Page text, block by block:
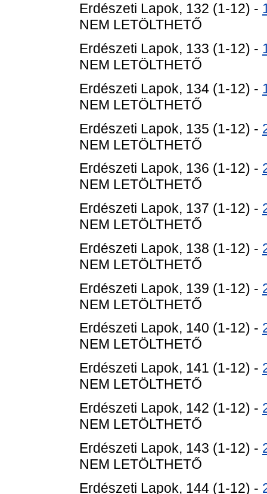
Erdészeti Lapok, 132 (1-12) -
NEM LETÖLTHETŐ
Erdészeti Lapok, 133 (1-12) -
NEM LETÖLTHETŐ
Erdészeti Lapok, 134 (1-12) -
NEM LETÖLTHETŐ
Erdészeti Lapok, 135 (1-12) -
NEM LETÖLTHETŐ
Erdészeti Lapok, 136 (1-12) -
NEM LETÖLTHETŐ
Erdészeti Lapok, 137 (1-12) -
NEM LETÖLTHETŐ
Erdészeti Lapok, 138 (1-12) -
NEM LETÖLTHETŐ
Erdészeti Lapok, 139 (1-12) -
NEM LETÖLTHETŐ
Erdészeti Lapok, 140 (1-12) -
NEM LETÖLTHETŐ
Erdészeti Lapok, 141 (1-12) -
NEM LETÖLTHETŐ
Erdészeti Lapok, 142 (1-12) -
NEM LETÖLTHETŐ
Erdészeti Lapok, 143 (1-12) -
NEM LETÖLTHETŐ
Erdészeti Lapok, 144 (1-12) -